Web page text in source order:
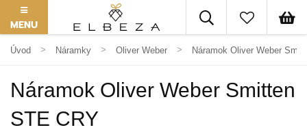
MENU
Úvod Náramky Oliver Weber Náramok Oliver Weber
Náramok Oliver Weber Smitten
STE CRY